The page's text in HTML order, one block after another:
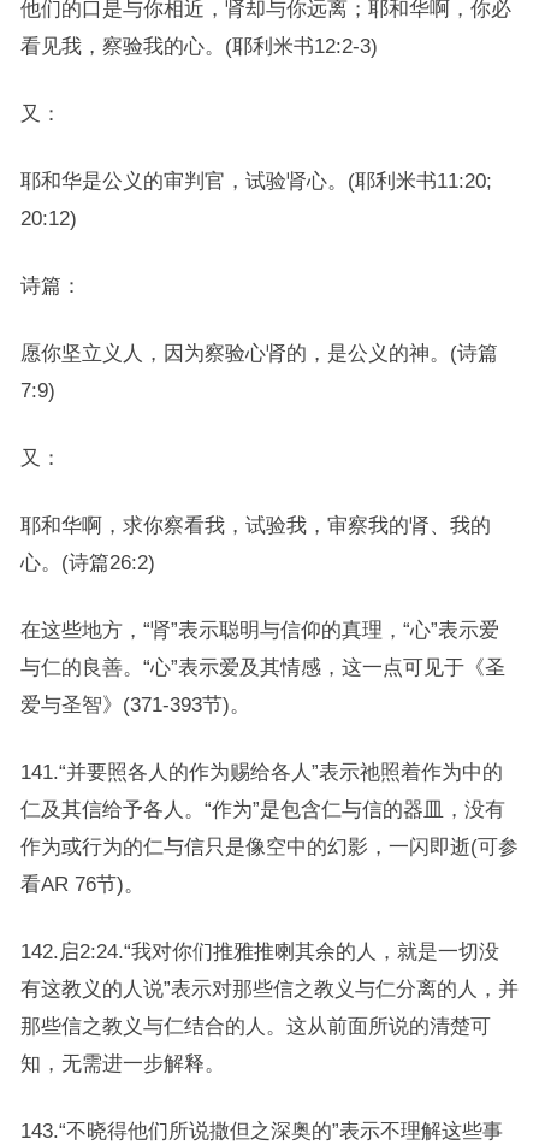
他们的口是与你相近，肾却与你远离；耶和华啊，你必
看见我，察验我的心。(耶利米书12:2-3)
又：
耶和华是公义的审判官，试验肾心。(耶利米书11:20;
20:12)
诗篇：
愿你坚立义人，因为察验心肾的，是公义的神。(诗篇
7:9)
又：
耶和华啊，求你察看我，试验我，审察我的肾、我的
心。(诗篇26:2)
在这些地方，“肾”表示聪明与信仰的真理，“心”表示爱
与仁的良善。“心”表示爱及其情感，这一点可见于《圣
爱与圣智》(371-393节)。
141.“并要照各人的作为赐给各人”表示祂照着作为中的
仁及其信给予各人。“作为”是包含仁与信的器皿，没有
作为或行为的仁与信只是像空中的幻影，一闪即逝(可参
看AR 76节)。
142.启2:24.“我对你们推雅推喇其余的人，就是一切没
有这教义的人说”表示对那些信之教义与仁分离的人，并
那些信之教义与仁结合的人。这从前面所说的清楚可
知，无需进一步解释。
143.“不晓得他们所说撒但之深奥的”表示不理解这些事